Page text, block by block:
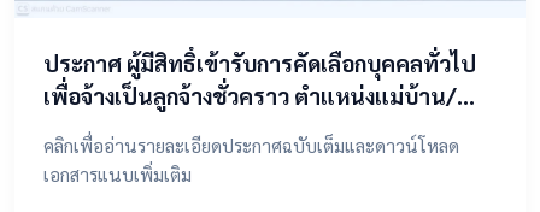
​ประกาศ ผู้มีสิทธิ์เข้ารับการคัดเลือกบุคคลทั่วไป
เพื่อจ้างเป็นลูกจ้างชั่วคราว ตำแหน่งแม่บ้าน/
นักการภารโรง
คลิกเพื่ออ่านรายละเอียดประกาศฉบับเต็มและดาวน์โหลด
เอกสารแนบเพิ่มเติม